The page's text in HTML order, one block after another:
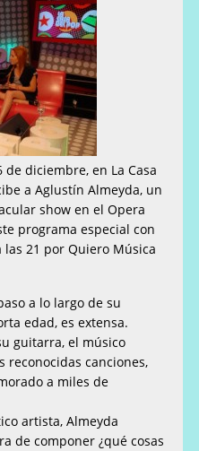
diciembre, en La Casa
a Aglustín Almeyda, un
show en el Opera
programa especial con
21 por Quiero Música
a lo largo de su
edad, es extensa.
guitarra, el músico
reconocidas canciones,
a miles de
artista, Almeyda
de componer ¿qué cosas